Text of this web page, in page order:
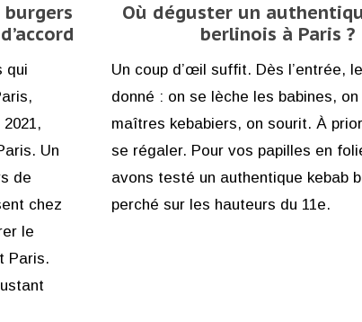
burgers
qui
Un
de
chez
le
Paris.
Où déguster un
berlinois à Paris ?
Un coup d’œil suffit. Dès l’entrée,
donné : on se lèche les babines,
maîtres kebabiers, on sourit. À
se régaler. Pour vos papilles en
avons testé un authentique kebab
perché sur les hauteurs du 11e.